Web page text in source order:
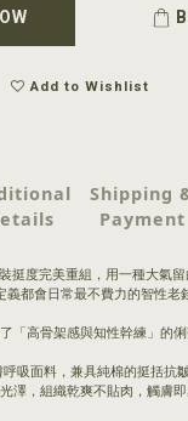
Add to Wishlist
Shipping
Payment
挺度完美重組，用一種大氣
義都會日常最不費力的智性老
「高骨架感與知性幹練」的俐
呼吸面料，兼具純棉的挺括抗
澤，組織乾爽不貼肉，觸膚即